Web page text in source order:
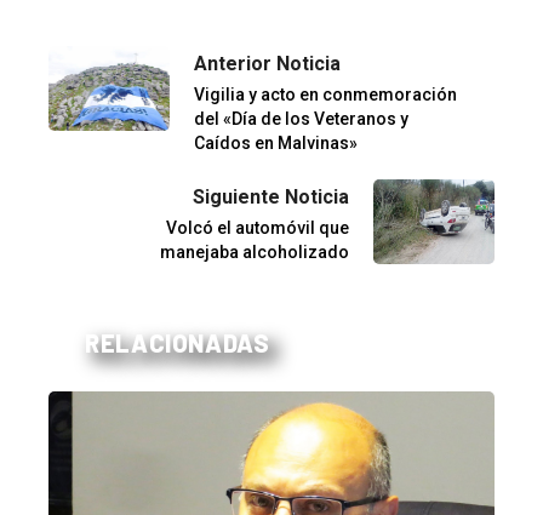
Anterior Noticia
Vigilia y acto en conmemoración
del «Día de los Veteranos y
Caídos en Malvinas»
Siguiente Noticia
Volcó el automóvil que
manejaba alcoholizado
RELACIONADAS